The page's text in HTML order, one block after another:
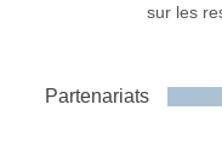
sur les
Partenariats